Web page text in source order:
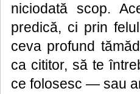
niciodată scop.
predică, ci prin
ceva profund
ca cititor, să te
ce folosesc — sau